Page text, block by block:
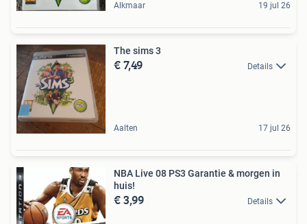
Alkmaar 19 jul 26
The sims 3
€ 7,49 Details
Aalten 17 jul 26
NBA Live 08 PS3 Garantie & morgen in
huis!
€ 3,99 Details